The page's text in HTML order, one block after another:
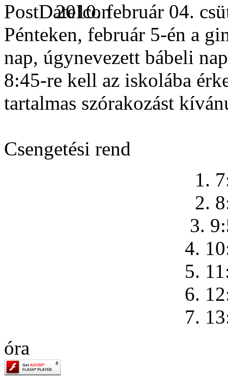
2010. február 04.
Pénteken, február 5-én a
nap, úgynevezett bábeli
8:45-re kell az iskolába
tartalmas szórakozást
Csengetési rend
1.
2.
3.
4.
5.
6.
7.
óra